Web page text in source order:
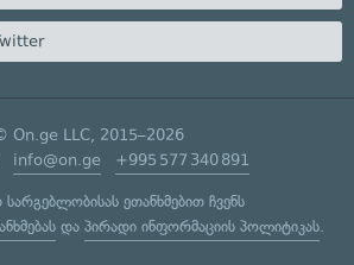
On.ge LLC, 2015–2026
info@on.ge +995 577 340 891
სარგებლობისას ეთანხმებით ჩვენს
და პირადი ინფორმაციის პოლიტიკას.